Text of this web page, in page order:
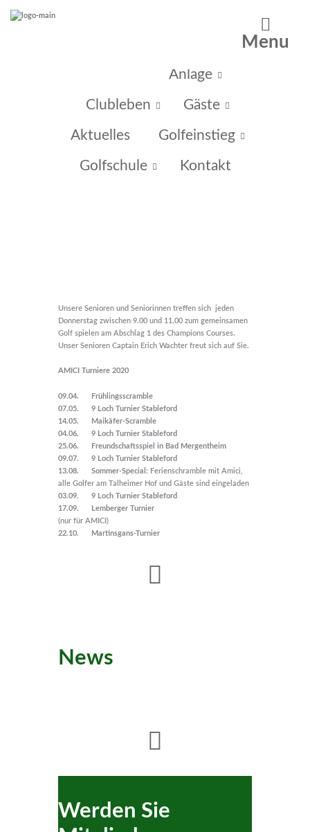
Anlage
Clubleben Gäste
Aktuelles Golfeinstieg
Golfschule Kontakt
Menu
Unsere Senioren und Seniorinnen treffen sich jeden
Donnerstag zwischen 9.00 und 11.00 zum gemeinsamen
Golf spielen am Abschlag 1 des Champions Courses.
Unser Senioren Captain Erich Wachter freut sich auf Sie.
AMICI Turniere 2020
09.04.
Frühlingsscramble
07.05.
9 Loch Turnier Stableford
14.05.
Maikäfer-Scramble
04.06.
9 Loch Turnier Stableford
25.06.
Freundschaftsspiel in Bad Mergentheim
09.07.
9 Loch Turnier Stableford
13.08.
Sommer-Special : Ferienschramble mit Amici,
alle Golfer am Talheimer Hof und Gäste sind eingeladen
03.09.
9 Loch Turnier Stableford
17.09.
Lemberger Turnier
(nur für AMICI)
22.10.
Martinsgans-Turnier
News
Werden Sie